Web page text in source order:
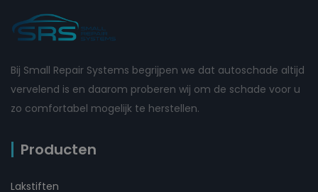
Bij Small Repair Systems begrijpen we dat autoschade altijd
vervelend is en daarom proberen wij om de schade voor u
zo comfortabel mogelijk te herstellen.
Producten
Lakstiften